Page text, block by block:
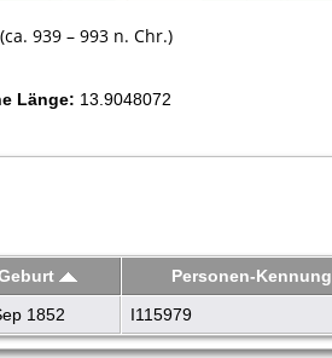
939 – 993 n. Chr.)
Länge: 13.9048072
Personen-Kennung
1852 I115979